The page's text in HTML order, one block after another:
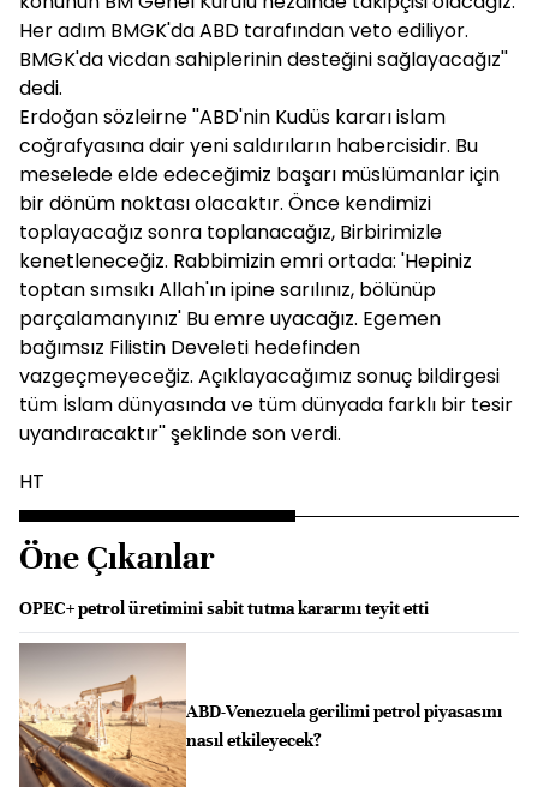
Her adım BMGK'da ABD tarafından veto ediliyor.
BMGK'da vicdan sahiplerinin desteğini sağlayacağız''
dedi.
Erdoğan sözleirne ''ABD'nin Kudüs kararı islam
coğrafyasına dair yeni saldırıların habercisidir. Bu
meselede elde edeceğimiz başarı müslümanlar için
bir dönüm noktası olacaktır. Önce kendimizi
toplayacağız sonra toplanacağız, Birbirimizle
kenetleneceğiz. Rabbimizin emri ortada: 'Hepiniz
toptan sımsıkı Allah'ın ipine sarılınız, bölünüp
parçalamanyınız' Bu emre uyacağız. Egemen
bağımsız Filistin Develeti hedefinden
vazgeçmeyeceğiz. Açıklayacağımız sonuç bildirgesi
tüm İslam dünyasında ve tüm dünyada farklı bir tesir
uyandıracaktır'' şeklinde son verdi.
HT
Öne Çıkanlar
OPEC+ petrol üretimini sabit tutma kararını teyit etti
ABD-Venezuela gerilimi petrol piyasasını
nasıl etkileyecek?